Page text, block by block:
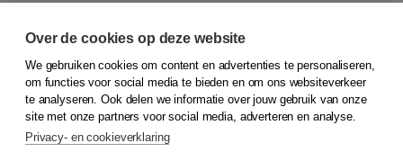
© 2026Koninklijke Boom uitgevers
Klantenservice
Service & informatie
Contact
Over de cookies op deze website
We gebruiken cookies om content en advertenties te personaliseren,
om functies voor social media te bieden en om ons websiteverkeer
te analyseren. Ook delen we informatie over jouw gebruik van onze
site met onze partners voor social media, adverteren en analyse.
Privacy- en cookieverklaring